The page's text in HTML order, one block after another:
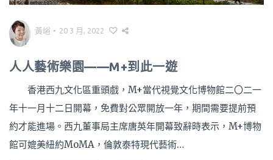
黃峪 • 20 3 月, 2022
人人藝術樂園——M+到此一遊
香港西九文化區重頭戲，M+當代視覺文化博物館二〇二一
年十一月十二日開幕，免費對公眾開放一年，期間需要提前預
約才能進場。西九董事局主席唐英年開幕致辭時表示，M+博物
館可媲美紐約MoMA，倫敦泰特現代藝術…